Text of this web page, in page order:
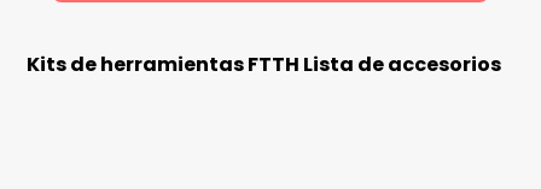
Kits de herramientas FTTH Lista de accesorios